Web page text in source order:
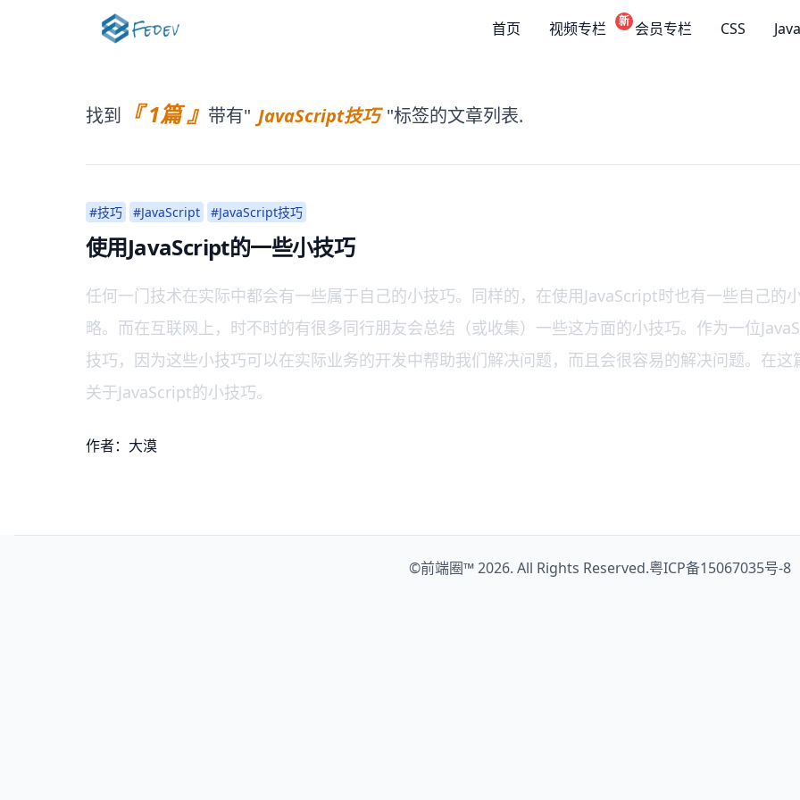
首页 视频专栏 新 会员专栏 CSS
找到 『 1篇 』 带有" JavaScript技巧 "标签的文章列表.
#技巧 #JavaScript #JavaScript技巧
使用JavaScript的一些小技巧
任何一门技术在实际中都会有一些属于自己的小技巧。同样的，在使用JavaScript时也有一些自己的
略。而在互联网上，时不时的有很多同行朋友会总结（或收集）一些这方面的小技巧。作为一位
技巧，因为这些小技巧可以在实际业务的开发中帮助我们解决问题，而且会很容易的解决问题。在
关于JavaScript的小技巧。
作者：大漠
©前端圈™2026. All Rights Reserved.粤ICP备15067035号-8